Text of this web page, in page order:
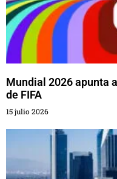
Mundial 2026 apunta
de FIFA
15 julio 2026